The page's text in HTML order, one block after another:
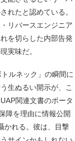
れたと認めている。
リバースエンジニア
を切らした内部告発
実味だ。
ルネック」の瞬間に
生ぬるい開示が、こ
関連文書のポータ
障を理由に情報公開
かれる。彼は、目撃